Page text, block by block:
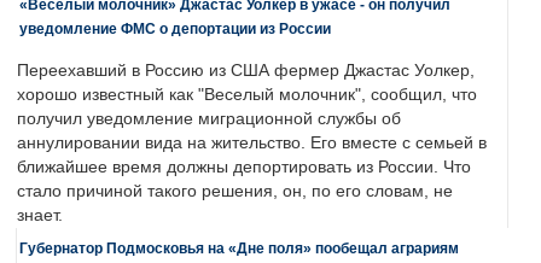
«Веселый молочник» Джастас Уолкер в ужасе - он получил
уведомление ФМС о депортации из России
Переехавший в Россию из США фермер Джастас Уолкер,
хорошо известный как "Веселый молочник", сообщил, что
получил уведомление миграционной службы об
аннулировании вида на жительство. Его вместе с семьей в
ближайшее время должны депортировать из России. Что
стало причиной такого решения, он, по его словам, не
знает.
Губернатор Подмосковья на «Дне поля» пообещал аграриям